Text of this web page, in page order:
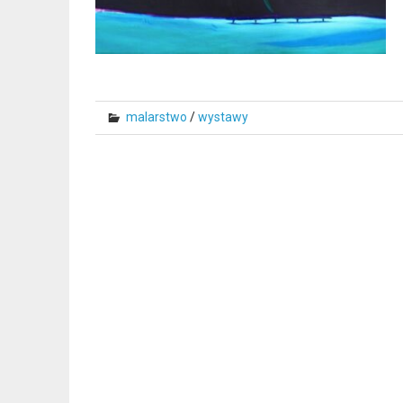
malarstwo /wystawy